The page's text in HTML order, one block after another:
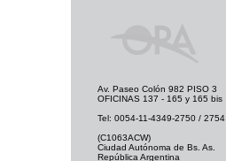
Av. Paseo Colón 982 PISO 3
OFICINAS 137 - 165 y 165 bis
Tel: 0054-11-4349-2750 / 2754
(C1063ACW)
Ciudad Autónoma de Bs. As.
República Argentina